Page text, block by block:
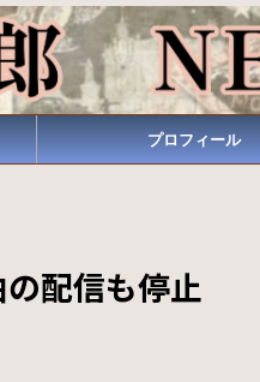
プロフィール
配信も停止